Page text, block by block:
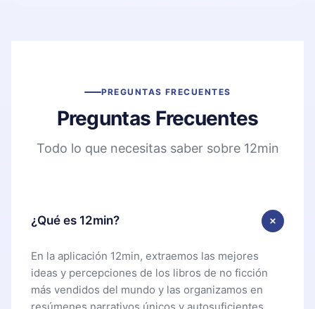
PREGUNTAS FRECUENTES
Preguntas Frecuentes
Todo lo que necesitas saber sobre 12min
¿Qué es 12min?
En la aplicación 12min, extraemos las mejores
ideas y percepciones de los libros de no ficción
más vendidos del mundo y las organizamos en